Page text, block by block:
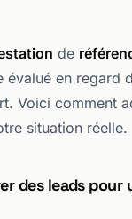
de
évalué en regard
Voici comment
situation réelle.
des leads pour